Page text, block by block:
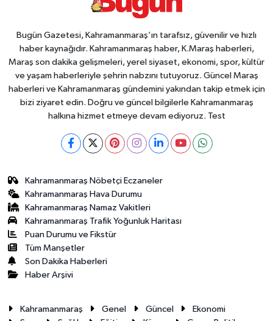
Bugün Gazetesi, Kahramanmaraş’ın tarafsız, güvenilir ve hızlı
haber kaynağıdır. Kahramanmaraş haber, K.Maraş haberleri,
Maraş son dakika gelişmeleri, yerel siyaset, ekonomi, spor, kültür
ve yaşam haberleriyle şehrin nabzını tutuyoruz. Güncel Maraş
haberleri ve Kahramanmaraş gündemini yakından takip etmek için
bizi ziyaret edin. Doğru ve güncel bilgilerle Kahramanmaraş
halkına hizmet etmeye devam ediyoruz. Test
Kahramanmaraş Nöbetçi Eczaneler
Kahramanmaraş Hava Durumu
Kahramanmaraş Namaz Vakitleri
Kahramanmaraş Trafik Yoğunluk Haritası
Puan Durumu ve Fikstür
Tüm Manşetler
Son Dakika Haberleri
Haber Arşivi
Kahramanmaraş Genel Güncel
Ekonomi